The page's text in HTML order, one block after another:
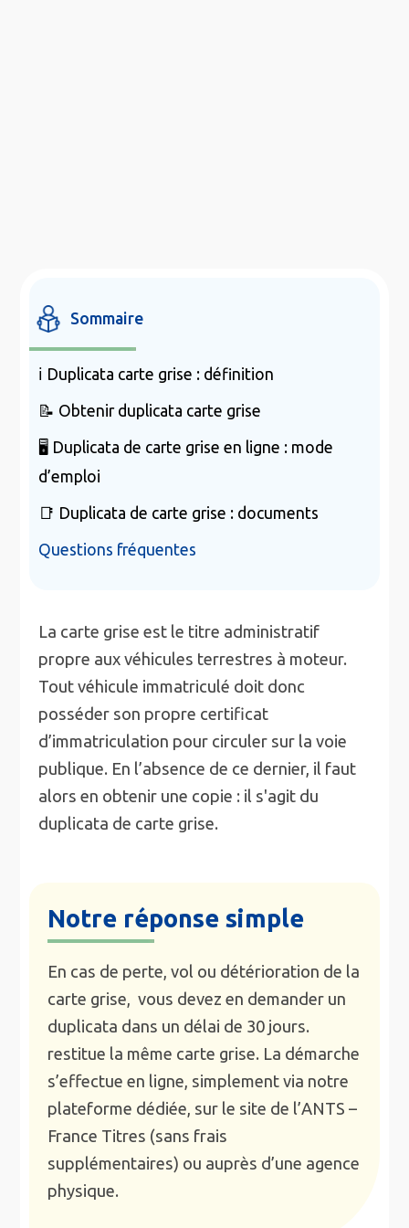
Sommaire
ℹ️ Duplicata carte grise : définition
📝 Obtenir duplicata carte grise
🖥️ Duplicata de carte grise en ligne : mode
d’emploi
📑 Duplicata de carte grise : documents
Questions fréquentes
La carte grise est le titre administratif
propre aux véhicules terrestres à moteur.
Tout véhicule immatriculé doit donc
posséder son propre certificat
d’immatriculation pour circuler sur la voie
publique. En l’absence de ce dernier, il faut
alors en obtenir une copie : il s'agit du
duplicata de carte grise.
Notre réponse simple
En cas de perte, vol ou détérioration de la
carte grise, vous devez en demander un
duplicata dans un délai de 30 jours.
restitue la même carte grise. La démarche
s’effectue en ligne, simplement via notre
plateforme dédiée, sur le site de l’ANTS –
France Titres (sans frais
supplémentaires) ou auprès d’une agence
physique.